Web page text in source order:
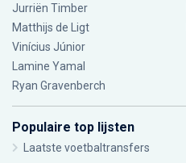
Jurriën Timber
Matthijs de Ligt
Vinícius Júnior
Lamine Yamal
Ryan Gravenberch
Populaire top lijsten
Laatste voetbaltransfers